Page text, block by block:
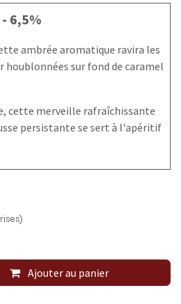
6,5%
ambrée aromatique ravira les
houblonnées sur fond de caramel
cette merveille rafraîchissante
persistante se sert à l'apéritif
Ajouter au panier